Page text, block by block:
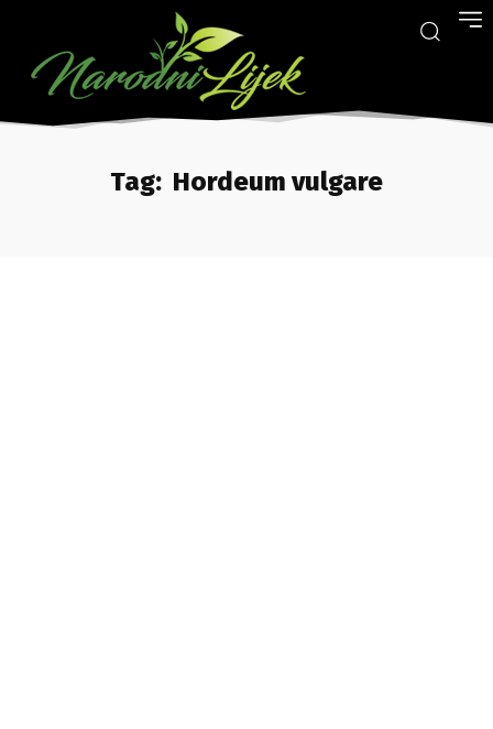
Tag: Hordeum vulgare